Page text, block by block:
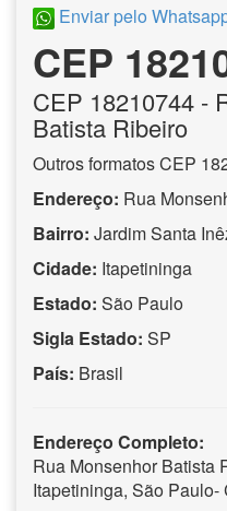
Enviar pelo
CEP
CEP 18210744 -
Batista Ribeiro
Outros formatos CEP
Endereço: Rua
Bairro: Jardim Santa
Cidade: Itapetininga
Estado: São Paulo
Sigla Estado: SP
País: Brasil
Endereço Completo:
Rua Monsenhor Batista
Itapetininga, São